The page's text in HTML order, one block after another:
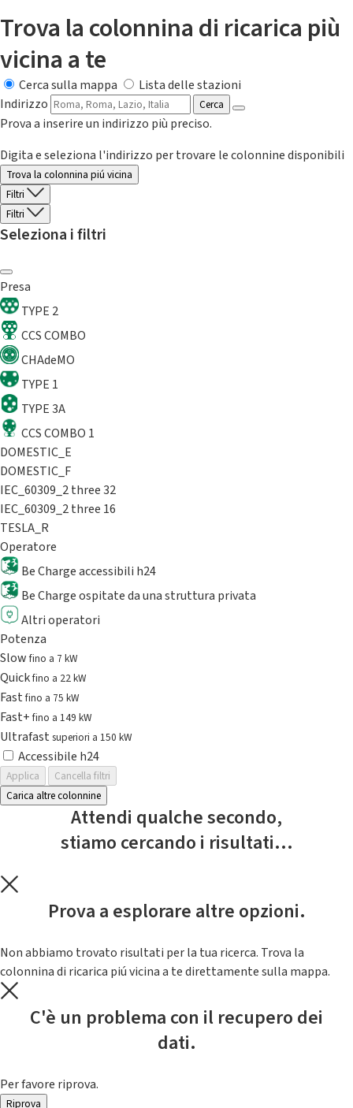
Trova la colonnina di ricarica più
vicina a te
Cerca sulla mappa
Lista delle stazioni
Indirizzo
Cerca
Prova a inserire un indirizzo più preciso.
Digita e seleziona l'indirizzo per trovare le colonnine disponibili
Trova la colonnina piú vicina
Filtri
Filtri
Seleziona i filtri
Presa
TYPE 2
CCS COMBO
CHAdeMO
TYPE 1
TYPE 3A
CCS COMBO 1
DOMESTIC_E
DOMESTIC_F
IEC_60309_2 three 32
IEC_60309_2 three 16
TESLA_R
Operatore
Be Charge accessibili h24
Be Charge ospitate da una struttura privata
Altri operatori
Potenza
Slowfino a 7 kW
Quickfino a 22 kW
Fastfino a 75 kW
Fast+fino a 149 kW
Ultrafast superiori a 150 kW
Accessibile h24
Applica
Cancella filtri
Carica altre colonnine
Attendi qualche secondo,
stiamo cercando i risultati...
Prova a esplorare altre opzioni.
Non abbiamo trovato risultati per la tua ricerca. Trova la
colonnina di ricarica piú vicina a te direttamente sulla mappa.
C'è un problema con il recupero dei
dati.
Per favore riprova.
Riprova